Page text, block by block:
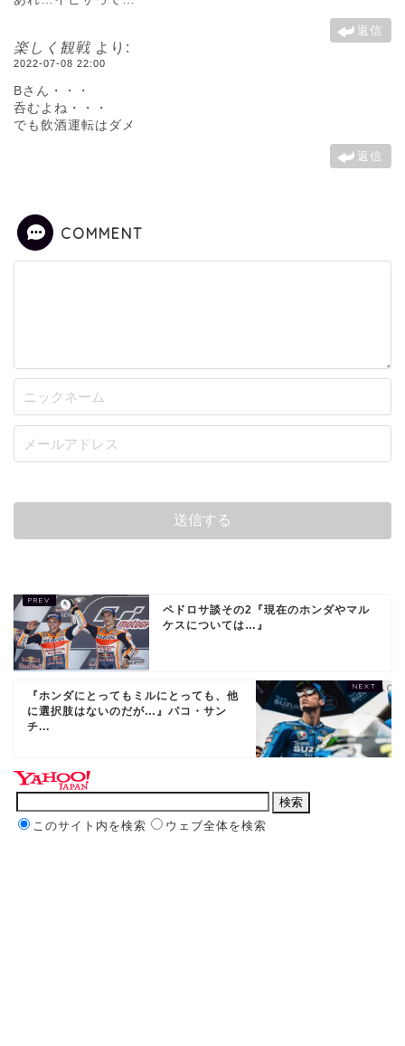
返信
楽しく観戦 より:
2022-07-08 22:00
Bさん・・・
呑むよね・・・
でも飲酒運転はダメ
返信
COMMENT
ペドロサ談その2『現在のホンダやマル
ケスについては…』
『ホンダにとってもミルにとっても、他
に選択肢はないのだが…』パコ・サン
チ...
このサイト内を検索 ウェブ全体を検索